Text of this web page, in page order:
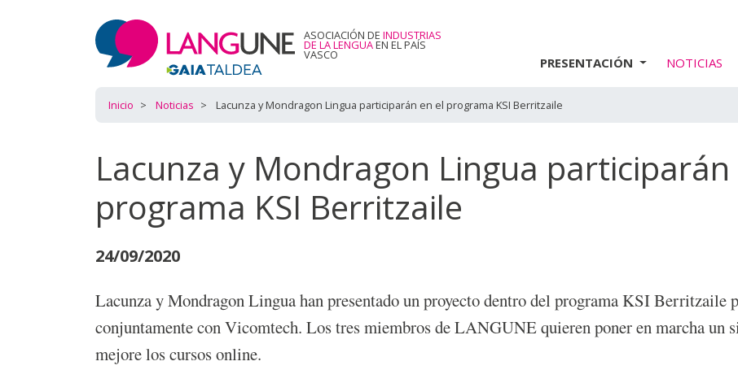
ASOCIACIÓN DE INDUSTRIAS
DE LA LENGUAEN EL PAÍS
VASCO
PRESENTACIÓN NOTICIAS
Inicio Noticias Lacunza y Mondragon Lingua participarán en el programa KSI Berritzaile
Lacunza y Mondragon Lingua participarán
programa KSI Berritzaile
24/09/2020
Lacunza y Mondragon Lingua han presentado un proyecto dentro del programa KSI Berritzaile
conjuntamente con Vicomtech. Los tres miembros de LANGUNE quieren poner en marcha un
mejore los cursos online.